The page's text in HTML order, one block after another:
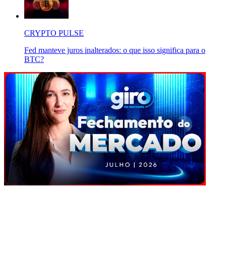
CRYPTO PULSE
Fed manteve juros inalterados: o que isso significa para o
BTC?